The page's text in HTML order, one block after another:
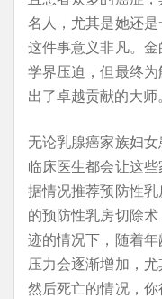
名人，尤其是她还
这件事意义非凡。
学界压迫，但最终
出了卓越贡献的大师。
无论乳腺癌家族妇
临床医生都会让这
据情况推荐预防性
的预防性乳房切除
迹的情况下，随着
压力会逐渐增加，
然后死亡的情况，